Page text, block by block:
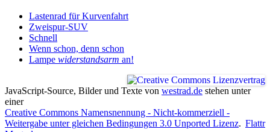
Lastenrad für Kurvenfahrt
Zweispur-SUV
Schnell
Wenn schon, denn schon
Lampe widerstandsarm an!
JavaScript-Source, Bilder und Texte von westrad.de stehen unter
einer
Creative Commons Namensnennung - Nicht-kommerziell -
Weitergabe unter gleichen Bedingungen 3.0 Unported Lizenz. Flattr